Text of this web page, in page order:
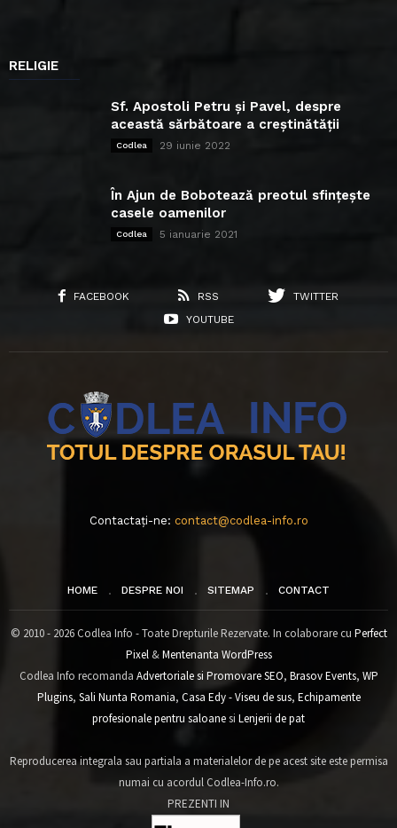
RELIGIE
Sf. Apostoli Petru și Pavel, despre
această sărbătoare a creștinătății
Codlea 29 iunie 2022
În Ajun de Bobotează preotul sfințește
casele oamenilor
Codlea 5 ianuarie 2021
FACEBOOK RSS
TWITTER
YOUTUBE
Contactați-ne: contact@codlea-info.ro
HOME DESPRE NOI SITEMAP CONTACT
© 2010 - 2026 Codlea Info - Toate Drepturile Rezervate. In colaborare cu Perfect
Pixel&Mentenanta WordPress
Codlea Info recomanda Advertoriale si Promovare SEO, Brasov Events, WP
Plugins, Sali Nunta Romania, Casa Edy - Viseu de sus, Echipamente
profesionale pentru saloanesi Lenjerii de pat
Reproducerea integrala sau partiala a materialelor de pe acest site este permisa
numai cu acordul Codlea-Info.ro.
PREZENTI IN